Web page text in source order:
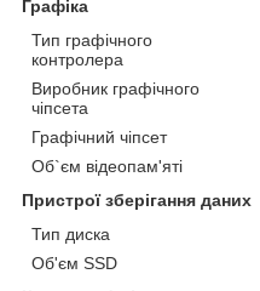
Графіка
Тип графічного
контролера
Виробник графічного
чіпсета
Графічний чіпсет
Об`єм відеопам'яті
Пристрої зберігання даних
Тип диска
Об'єм SSD